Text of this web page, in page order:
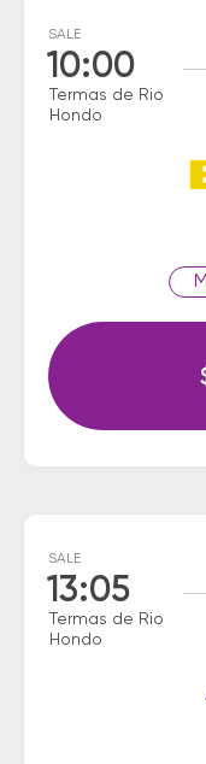
SALE
10:00
Termas de Rio
Hondo
SALE
13:05
Termas de Rio
Hondo